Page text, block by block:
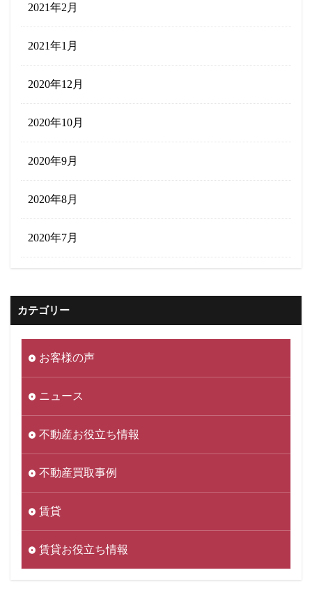
2021年2月
2021年1月
2020年12月
2020年10月
2020年9月
2020年8月
2020年7月
カテゴリー
お客様の声
ニュース
不動産お役立ち情報
不動産買取事例
賃貸
賃貸お役立ち情報